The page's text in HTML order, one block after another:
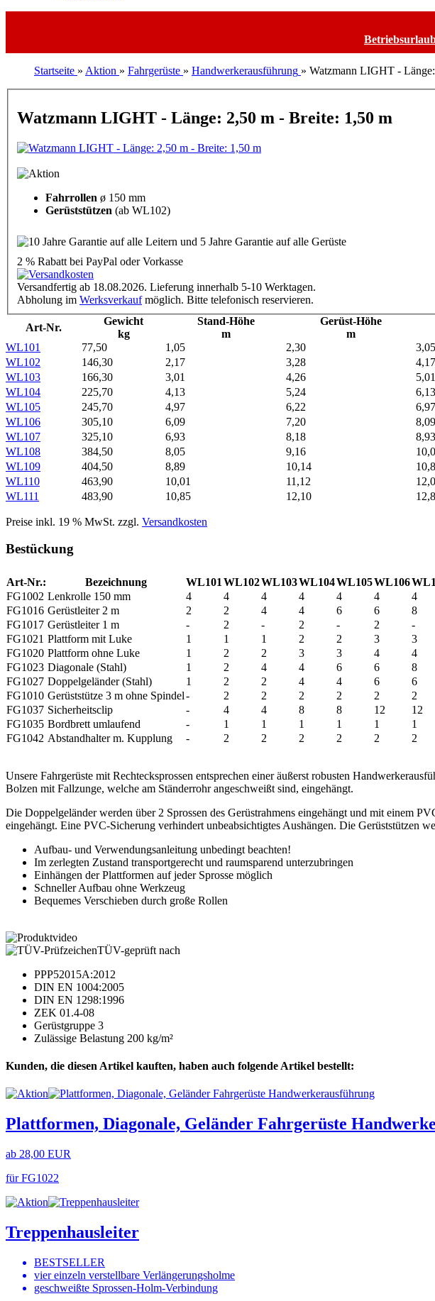
Startseite » Aktion » Fahrgerüste » Handwerkerausführung » Watzmann LIGHT -
Watzmann LIGHT - Länge: 2,50 m - Breite: 1,50 m
Fahrrollen ø 150 mm
Gerüststützen (ab WL102)
2 % Rabatt bei PayPal oder Vorkasse
Versandfertig ab 18.08.2026. Lieferung innerhalb 5-10 Werktagen.
Abholung im Werksverkaufmöglich. Bitte telefonisch reservieren.
Art-Nr.
Gewicht
kg
Stand-Höhe
m
Gerüst-Höhe
m
WL101
77,50 1,05 2,30 3,05
WL102
146,30 2,17 3,28 4,17
WL103
166,30 3,01 4,26 5,01
WL104
225,70 4,13 5,24 6,13
WL105
245,70 4,97 6,22 6,97
WL106
305,10 6,09 7,20 8,09
WL107
325,10 6,93 8,18 8,93
WL108
384,50 8,05 9,16
WL109
404,50 8,89 10,14
WL110
463,90 10,01 11,12
WL111
483,90 10,85 12,10
Preise inkl. 19 % MwSt. zzgl. Versandkosten
Bestückung
Art-Nr.: Bezeichnung WL101 WL102WL103WL104WL105WL106
FG1002 Lenkrolle 150 mm 4 4 4 4 4 4 4
FG1016 Gerüstleiter 2 m 2 2 4 4 6 6 8
FG1017 Gerüstleiter 1 m - 2 - 2 - 2 -
FG1021 Plattform mit Luke 1 1 1 2 2 3 3
FG1020 Plattform ohne Luke 1 2 2 3 3 4 4
FG1023 Diagonale (Stahl) 1 2 4 4 6 6 8
FG1027 Doppelgeländer (Stahl) 1 2 2 4 4 6 6
FG1010 Gerüststütze 3 m ohne Spindel- 2 2 2 2 2 2
FG1037 Sicherheitsclip - 4 4 8 8 12 12
FG1035 Bordbrett umlaufend - 1 1 1 1 1 1
FG1042 Abstandhalter m. Kupplung - 2 2 2 2 2 2
Unsere Fahrgerüste mit Rechtecksprossen entsprechen einer äußerst robusten
Bolzen mit Fallzunge, welche am Ständerrohr angeschweißt sind, eingehängt.
Die Doppelgeländer werden über 2 Sprossen des Gerüstrahmens eingehängt und mit einem
eingehängt. Eine PVC-Sicherung verhindert unbeabsichtigtes Aushängen. Die Gerüststützen
Aufbau- und Verwendungsanleitung unbedingt beachten!
Im zerlegten Zustand transportgerecht und raumsparend unterzubringen
Einhängen der Plattformen auf jeder Sprosse möglich
Schneller Aufbau ohne Werkzeug
Bequemes Verschieben durch große Rollen
TÜV-geprüft nach
PPP52015A:2012
DIN EN 1004:2005
DIN EN 1298:1996
ZEK 01.4-08
Gerüstgruppe 3
Zulässige Belastung 200 kg/m²
Kunden, die diesen Artikel kauften, haben auch folgende Artikel bestellt:
Plattformen, Diagonale, Geländer Fahrgerüste
ab 28,00 EUR
für FG1022
Treppenhausleiter
BESTSELLER
vier einzeln verstellbare Verlängerungsholme
geschweißte Sprossen-Holm-Verbindung